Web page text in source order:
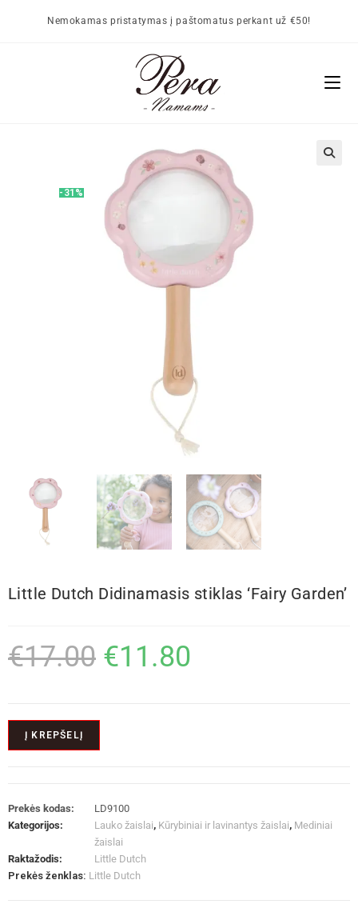
Nemokamas pristatymas į paštomatus perkant už €50!
-31%
Little Dutch Didinamasis stiklas ‘Fairy Garden’
€17.00 €11.80
Į KREPŠELĮ
Prekės kodas:
LD9100
Kategorijos:
Lauko žaislai, Kūrybiniai ir lavinantys žaislai, Mediniai
žaislai
Raktažodis:
Little Dutch
Prekės ženklas: Little Dutch